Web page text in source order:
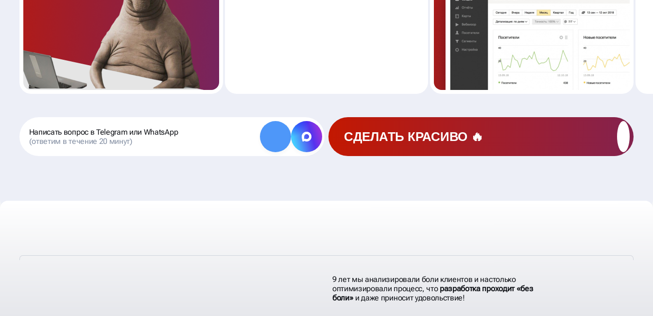
Написать вопрос в Telegram или WhatsApp
(ответим в течение 20 минут)
СДЕЛАТЬ КРАСИВО 🔥
9 лет мы анализировали боли клиентов и настолько
оптимизировали процесс, что разработка проходит «без
боли»и даже приносит удовольствие!